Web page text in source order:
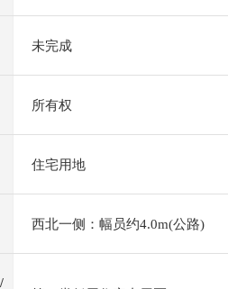
未完成
所有权
住宅用地
西北一侧：幅员约4.0m(公路)